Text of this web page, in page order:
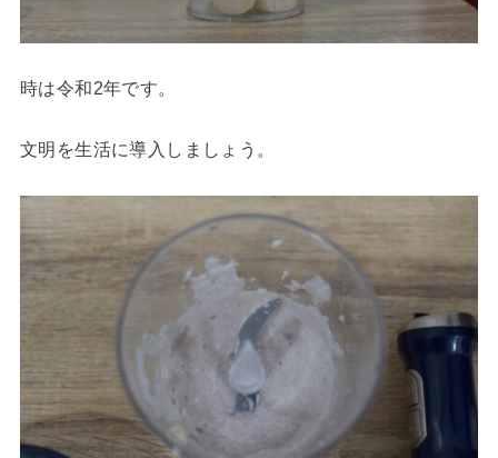
時は令和2年です。
文明を生活に導入しましょう。